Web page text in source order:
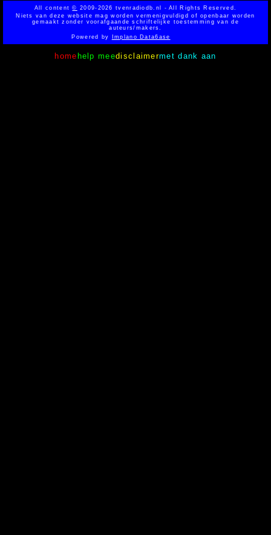
All content© 2009-2026 tvenradiodb.nl - All Rights Reserved.
Niets van deze website mag worden vermenigvuldigd of openbaar worden
gemaakt zonder voorafgaande schriftelijke toestemming van de
auteurs/makers.
Powered byImplano Data6ase
home help meedisclaimermet dank aan